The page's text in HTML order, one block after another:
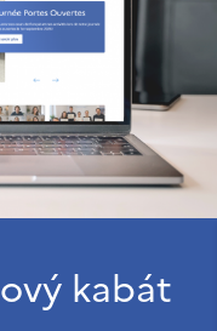
kabát